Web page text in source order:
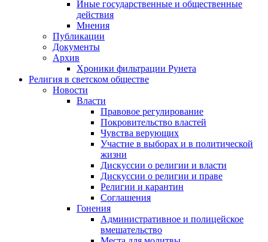
Иные государственные и общественные
действия
Мнения
Публикации
Документы
Архив
Хроники фильтрации Рунета
Религия в светском обществе
Новости
Власти
Правовое регулирование
Покровительство властей
Чувства верующих
Участие в выборах и в политической
жизни
Дискуссии о религии и власти
Дискуссии о религии и праве
Религии и карантин
Соглашения
Гонения
Административное и полицейское
вмешательство